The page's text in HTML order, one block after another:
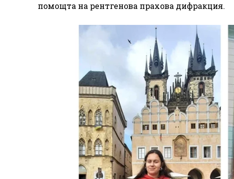
помощта на рентгенова прахова дифракция.